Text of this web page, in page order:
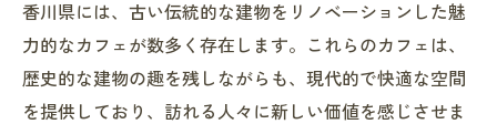
香川県には、古い伝統的な建物をリノベーションした魅
力的なカフェが数多く存在します。これらのカフェは、
歴史的な建物の趣を残しながらも、現代的で快適な空間
を提供しており、訪れる人々に新しい価値を感じさせま